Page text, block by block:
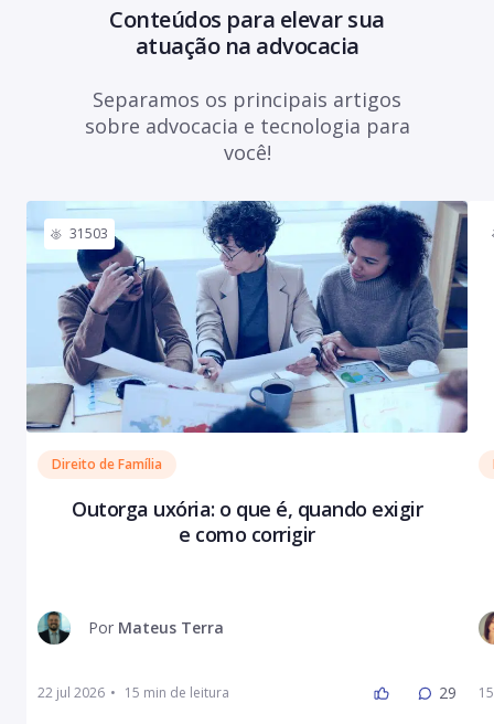
Conteúdos para elevar sua
atuação na advocacia
Separamos os principais artigos
sobre advocacia e tecnologia para
você!
31503
Direito de Família
Outorga uxória: o que é, quando exigir
e como corrigir
Por Mateus Terra
22 jul 2026 • 29